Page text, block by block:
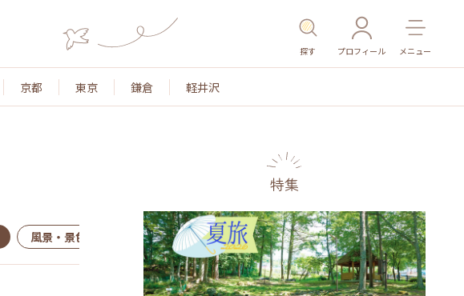
探す プロフィール メニュー
京都 東京 鎌倉 軽井沢
風景・景色 名所・旧跡 温泉・スパ その他施設 ごはん
特集